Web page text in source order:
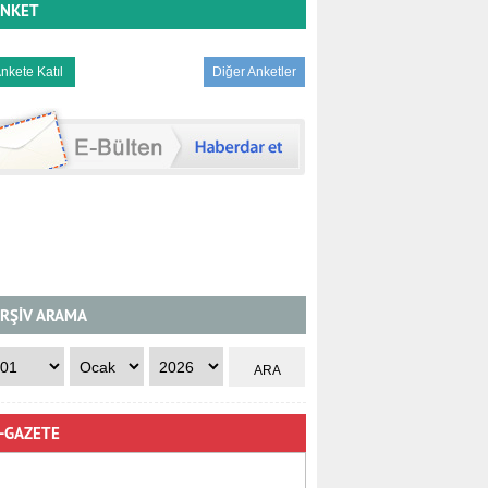
Diğer Anketler
ARAMA
GAZETE